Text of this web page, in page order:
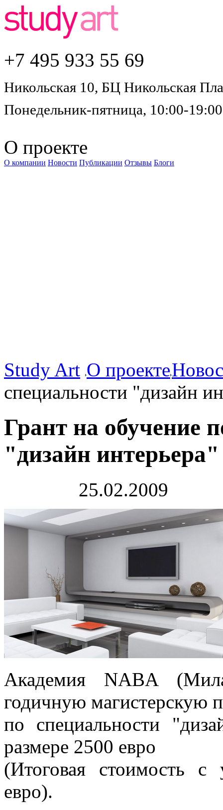
+7 495 933 55 69
Никольская 10, БЦ Никольская
Понедельник-пятница, 10:00-19:00
О проекте
О компании Новости Публикации Отзывы Блоги
Study Art О проекте
специальности "дизайн
Грант на обучение
"дизайн интерьера"
25.02.2009
Академия NABA
годичную магистерскую
по специальности
размере 2500 евро
(Итоговая стоимость с
евро).